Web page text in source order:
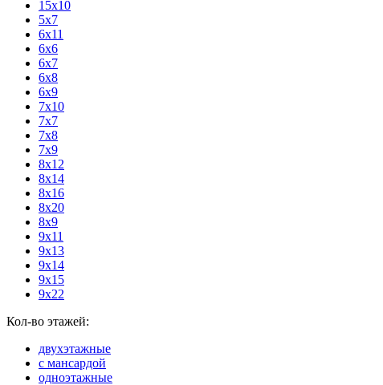
15х10
5х7
6х11
6х6
6х7
6х8
6х9
7х10
7х7
7х8
7х9
8х12
8х14
8х16
8х20
8х9
9х11
9х13
9х14
9х15
9х22
Кол-во этажей:
двухэтажные
с мансардой
одноэтажные